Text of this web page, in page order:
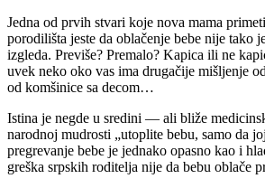
Jedna od prvih stvari koje nova mama
porodilišta jeste da oblačenje bebe nije tako
izgleda. Previše? Premalo? Kapica ili ne
uvek neko oko vas ima drugačije mišljenje
od komšinice sa decom…
Istina je negde u sredini — ali bliže
narodnoj mudrosti „utoplite bebu, samo da
pregrevanje bebe je jednako opasno kao i
greška srpskih roditelja nije da bebu oblače